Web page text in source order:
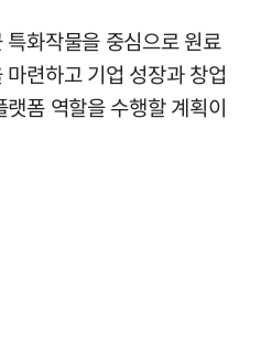
화작물을 중심으로 원료
련하고 기업 성장과 창업
폼 역할을 수행할 계획이